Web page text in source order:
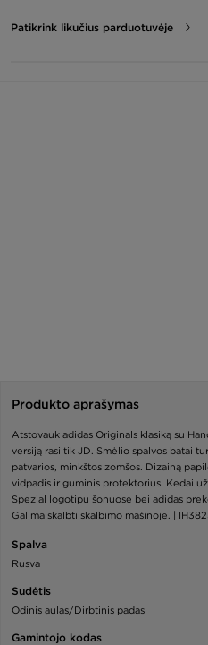
Patikrink likučius parduotuvėje
Produkto aprašymas
Atstovauk adidas Originals klasiką su
versiją rasi tik JD. Smėlio spalvos batai
patvarios, minkštos zomšos. Dizainą
vidpadis ir guminis protektorius. Kedai
Spezial logotipu šonuose bei adidas
Galima skalbti skalbimo mašinoje. |
Spalva
Rusva
Sudėtis
Odinis aulas/Dirbtinis padas
Gamintojo kodas